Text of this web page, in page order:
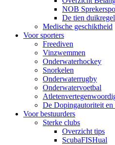
NOB
De tien
Medische geschiktheid
Voor sporters
Freediven
Vinzwemmen
Onderwaterhockey
Snorkelen
Onderwaterrugby
Onderwatervoetbal
De Dopingautoriteit
Voor bestuurders
Sterke clubs
Overzicht tips
ScubaFISHual